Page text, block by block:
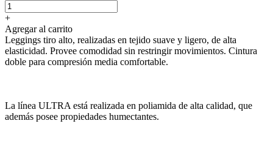
+
Agregar al carrito
Leggings tiro alto, realizadas en tejido suave y ligero, de alta
elasticidad. Provee comodidad sin restringir movimientos. Cintura
doble para compresión media comfortable.
La línea ULTRA está realizada en poliamida de alta calidad, que
además posee propiedades humectantes.